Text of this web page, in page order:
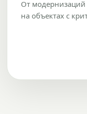
От
на объектах с